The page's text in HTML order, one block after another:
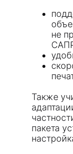
не
Также
пакета